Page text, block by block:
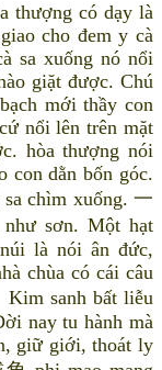
thượng có dạy là
cho đem y cà
sa xuống nó nổi
giặt được. Chú
mới thầy con
nổi lên trên mặt
hòa thượng nói
con dằn bốn góc.
chìm xuống. 一
sơn. Một hạt
là nói ân đức,
chùa có cái câu
sanh bất liễu
nay tu hành mà
giữ giới, thoát ly